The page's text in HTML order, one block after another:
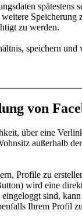
spätestens
zu werden.
speichern
von
über eine
außerhalb
Profile zu
wird eine
sind,
Ihrem Profil